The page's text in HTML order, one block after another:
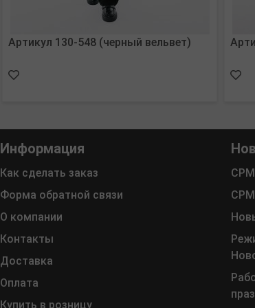
Артикул 130-548 (черный вельвет)
Информация
Как сделать заказ
Форма обратной связи
О компании
Контакты
Доставка
Оплата
Купить в розницу
СРМ
СРМ